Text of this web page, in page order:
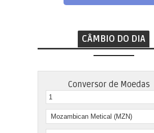
CÂMBIO DO DIA
Conversor de Moedas